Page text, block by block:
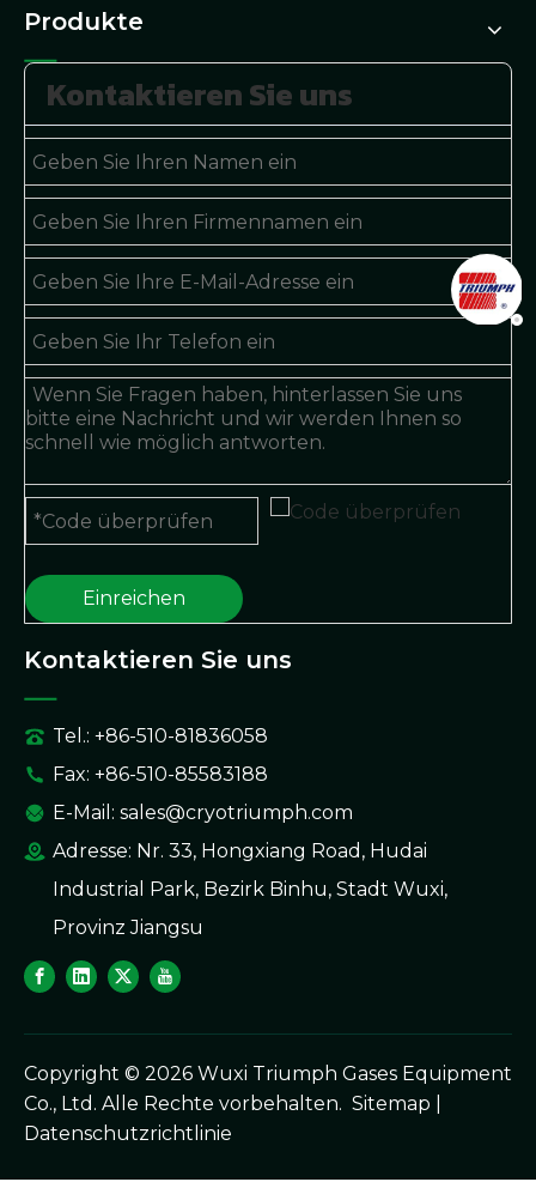
Produkte
Kontaktieren Sie uns
Einreichen
Kontaktieren Sie uns
Tel.: +86-510-81836058
Fax: +86-510-85583188
E-Mail: sales@cryotriumph.com
Adresse: Nr. 33, Hongxiang Road, Hudai
Industrial Park, Bezirk Binhu, Stadt Wuxi,
Provinz Jiangsu
Copyright © 2026 Wuxi Triumph Gases Equipment
Co., Ltd. Alle Rechte vorbehalten. Sitemap
Datenschutzrichtlinie